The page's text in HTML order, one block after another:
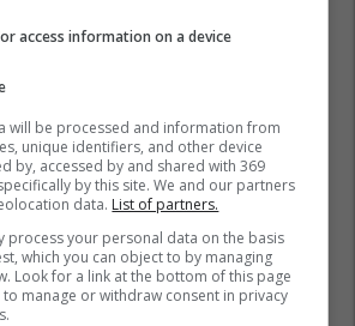
Koslift
access information on a device
will be processed and information from
unique identifiers, and other device
by, accessed by and shared with 369
by this site. We and our partners
data. List of partners.
process your personal data on the basis
which you can object to by managing
Look for a link at the bottom of this page
manage or withdraw consent in privacy